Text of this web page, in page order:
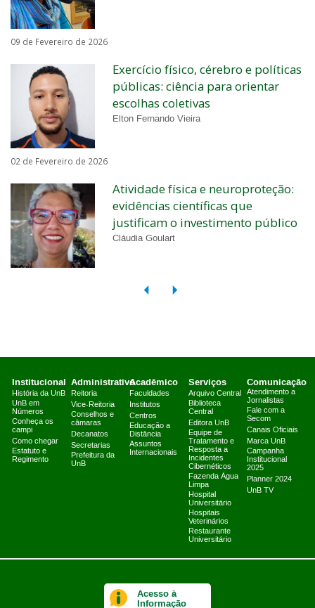
09 de Fevereiro de 2026
Exercício físico, cérebro e políticas
públicas: ciência para orientar
escolhas coletivas
Elton Fernando Vieira
02 de Fevereiro de 2026
Atividade física e neuroproteção:
evidências científicas que
justificam o investimento público
Cláudia Goulart
Institucional
História da UnB
UnB em
Números
Conheça os
campi
Como chegar
Estatuto e
Regimento
Administrativo
Reitoria
Vice-Reitoria
Conselhos e
câmaras
Decanatos
Secretarias
Prefeitura da
UnB
Acadêmico
Faculdades
Institutos
Centros
Educação a
Distância
Assuntos
Internacionais
Serviços
Arquivo Central
Biblioteca
Central
Editora UnB
Equipe de
Tratamento e
Resposta a
Incidentes
Cibernéticos
Fazenda Água
Limpa
Hospital
Universitário
Hospitais
Veterinários
Restaurante
Universitário
Comunicação
Atendimento a
Jornalistas
Fale com a
Secom
Canais Oficiais
Marca UnB
Campanha
Institucional
2025
Planner 2024
UnB TV
Acesso à
Informação